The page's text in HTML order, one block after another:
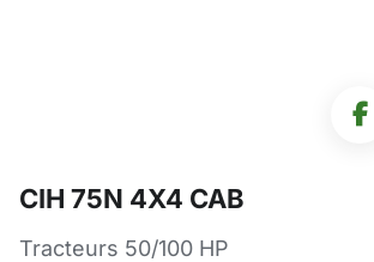
CIH 75N 4X4 CAB
Tracteurs 50/100 HP